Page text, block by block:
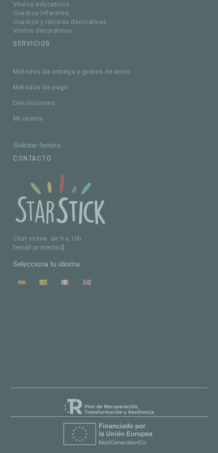
Vinilos educativos
Cuadros Infantiles
Cuadros y láminas decorativas
Vinilos decorativos
SERVICIOS
Métodos de entrega y gastos de envío
Métodos de pago
Devoluciones
Mi cuenta
Solicitar factura
CONTACTO
Chat online de 9 a 16h
[email protected]
Selecciona tu idioma
ES CA FR